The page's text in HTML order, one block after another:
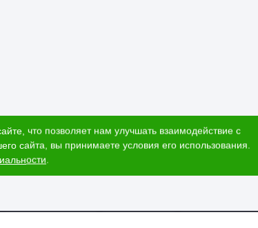
что позволяет нам улучшать взаимодействие с
сайта, вы принимаете условия его использования.
.